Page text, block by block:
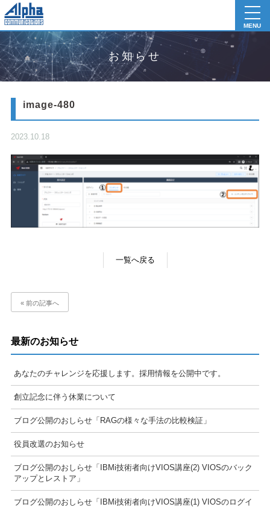
MENU
お知らせ
image-480
2023.10.18
一覧へ戻る
« 前の記事へ
最新のお知らせ
あなたのチャレンジを応援します。採用情報を公開中です。
創立記念に伴う休業について
ブログ公開のおしらせ「RAGの様々な手法の比較検証」
役員改選のお知らせ
ブログ公開のおしらせ「IBMi技術者向けVIOS講座(2) VIOSのバック
アップとレストア」
ブログ公開のおしらせ「IBMi技術者向けVIOS講座(1) VIOSのログイ